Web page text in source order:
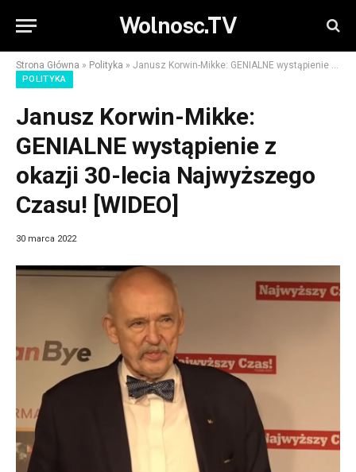
Wolnosc.TV
Strona Główna » Polityka » Janusz Korwin-Mikke: GENIALNE wystąpienie z okazji 30-lecia Najwyższego Czasu! [WIDEO]
POLITYKA
Janusz Korwin-Mikke:
GENIALNE wystąpienie z
okazji 30-lecia Najwyższego
Czasu! [WIDEO]
30 marca 2022